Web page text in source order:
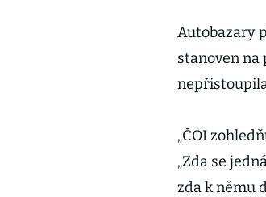
Autobazary
stanoven
„ČOI
„Zda se
zda k němu